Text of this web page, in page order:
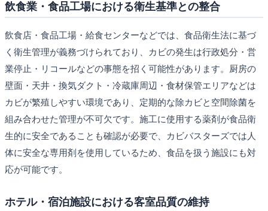
飲食業・食品工場における衛生基準との整合
飲食店・食品工場・給食センターなどでは、食品衛生法に基づ
く衛生管理が義務づけられており、カビの発生は行政処分・営
業停止・リコールなどの事態を招く可能性があります。厨房の
壁面・天井・換気ダクト・冷蔵庫周辺・食材保管エリアなどは
カビが繁殖しやすい環境であり、定期的な除カビと空間除菌を
組み合わせた管理が不可欠です。施工に使用する薬剤が食品衛
生的に安全であることも確認が必要で、カビバスターズでは人
体に安全な専用剤を使用しているため、食品を扱う施設にも対
応が可能です。
ホテル・宿泊施設における客室品質の維持